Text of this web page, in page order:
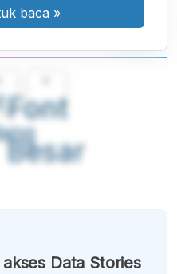
Font
Besar
baca »
Data Stories